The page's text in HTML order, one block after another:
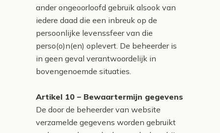
ander ongeoorloofd gebruik alsook van
iedere daad die een inbreuk op de
persoonlijke levenssfeer van die
perso(o)n(en) oplevert. De beheerder is
in geen geval verantwoordelijk in
bovengenoemde situaties.
Artikel 10 – Bewaartermijn gegevens
De door de beheerder van website
verzamelde gegevens worden gebruikt